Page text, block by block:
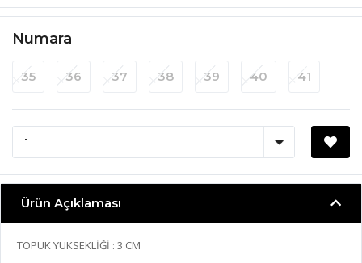
Numara
35 36 37 38 39 40 41
Ürün Açıklaması
TOPUK YÜKSEKLİĞİ : 3 CM